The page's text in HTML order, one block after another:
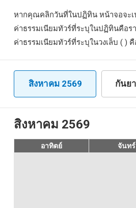
หากคุณคลิกวันที่ในปฏิทิน หน้าจอจะ
ค่าธรรมเนียมทัวร์ที่ระบุในปฏิทินคือร
ค่าธรรมเนียมทัวร์ที่ระบุในวงเล็บ ( )
สิงหาคม 2569 กันย
สิงหาคม 2569
อาทิตย์ จันทร์
ยังไม่มี
มีหัว